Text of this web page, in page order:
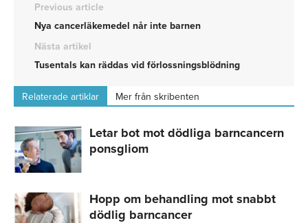
Previous article
Nya cancerläkemedel når inte barnen
Nästa artikel
Tusentals kan räddas vid förlossningsblödning
Relaterade artiklar Mer från skribenten
Letar bot mot dödliga barncancern
ponsgliom
Hopp om behandling mot snabbt
dödlig barncancer